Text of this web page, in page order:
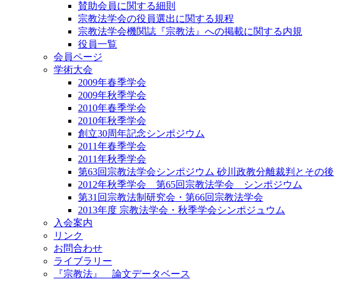
賛助会員に関する細則
宗教法学会の役員選出に関する規程
宗教法学会機関誌『宗教法』への掲載に関する内規
役員一覧
会員ページ
学術大会
2009年春季学会
2009年秋季学会
2010年春季学会
2010年秋季学会
創立30周年記念シンポジウム
2011年春季学会
2011年秋季学会
第63回宗教法学会シンポジウム 砂川政教分離裁判とその後
2012年秋季学会 第65回宗教法学会 シンポジウム
第31回宗教法制研究会・第66回宗教法学会
2013年度 宗教法学会・秋季学会シンポジュウム
入会案内
リンク
お問合わせ
ライブラリー
『宗教法』 論文データベース